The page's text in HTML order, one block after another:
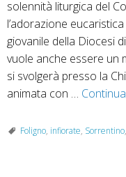
solennità liturgica del
l’adorazione
giovanile della Diocesi
vuole anche essere un
si svolgerà presso la
animata con …
Foligno, infiorate, Sorrentino,